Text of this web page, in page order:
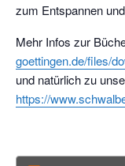
zum Entspannen
Mehr Infos zur
goettingen.de/files/
und natürlich zu
https://